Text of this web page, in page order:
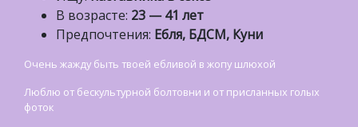
В возрасте: 23 — 41 лет
Предпочтения: Ебля, БДСМ, Куни
Очень жажду быть твоей ебливой в жопу шлюхой
Люблю от бескультурной болтовни и от присланных голых
фоток